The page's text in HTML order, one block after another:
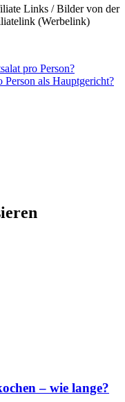
Links / Bilder von der
(Werbelink)
pro Person?
Person als Hauptgericht?
– wie lange?